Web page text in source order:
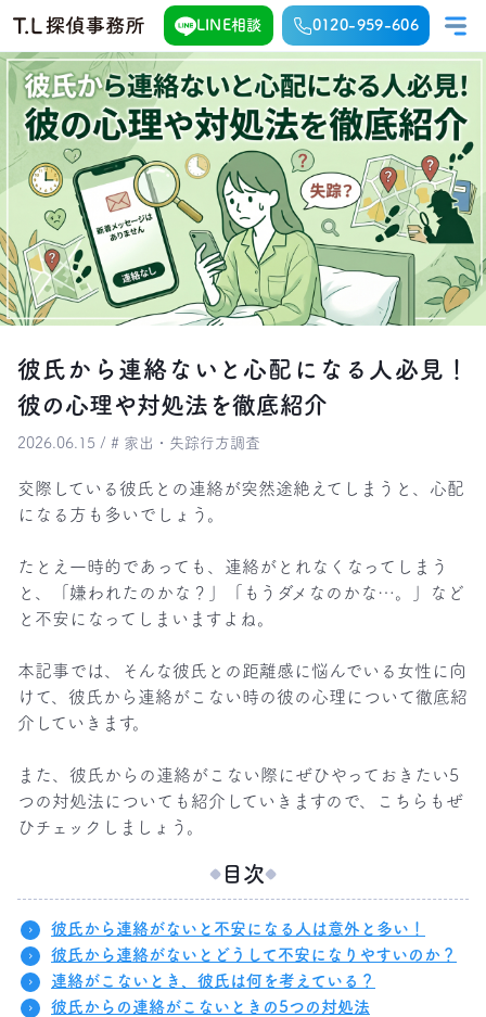
LINE相談 0120-959-606
彼氏から連絡ないと心配になる人必見！
彼の心理や対処法を徹底紹介
2026.06.15 / # 家出・失踪行方調査
交際している彼氏との連絡が突然途絶えてしまうと、心配
になる方も多いでしょう。
たとえ一時的であっても、連絡がとれなくなってしまう
と、「嫌われたのかな？」「もうダメなのかな…。」など
と不安になってしまいますよね。
本記事では、そんな彼氏との距離感に悩んでいる女性に向
けて、彼氏から連絡がこない時の彼の心理について徹底紹
介していきます。
また、彼氏からの連絡がこない際にぜひやっておきたい5
つの対処法についても紹介していきますので、こちらもぜ
ひチェックしましょう。
目次
彼氏から連絡がないと不安になる人は意外と多い！
彼氏から連絡がないとどうして不安になりやすいのか？
連絡がこないとき、彼氏は何を考えている？
彼氏からの連絡がこないときの5つの対処法